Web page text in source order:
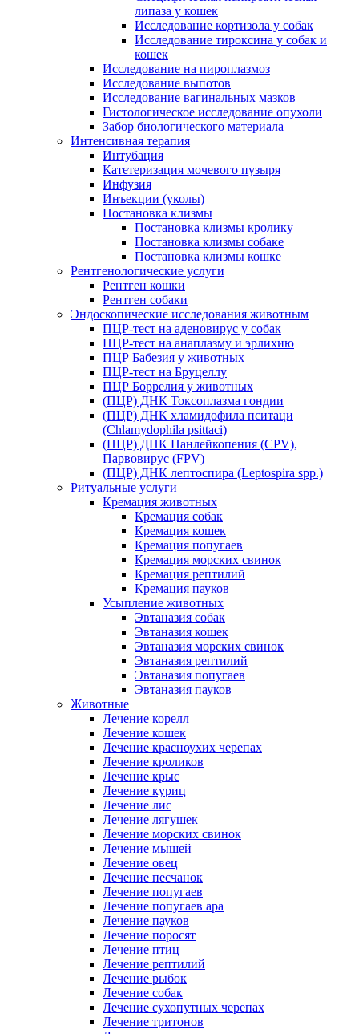
липаза у кошек
Исследование кортизола у собак
Исследование тироксина у собак и
кошек
Исследование на пироплазмоз
Исследование выпотов
Исследование вагинальных мазков
Гистологическое исследование опухоли
Забор биологического материала
Интенсивная терапия
Интубация
Катетеризация мочевого пузыря
Инфузия
Инъекции (уколы)
Постановка клизмы
Постановка клизмы кролику
Постановка клизмы собаке
Постановка клизмы кошке
Рентгенологические услуги
Рентген кошки
Рентген собаки
Эндоскопические исследования животным
ПЦР-тест на аденовирус у собак
ПЦР-тест на анаплазму и эрлихию
ПЦР Бабезия у животных
ПЦР-тест на Бруцеллу
ПЦР Боррелия у животных
(ПЦР) ДНК Токсоплазма гондии
(ПЦР) ДНК хламидофила пситаци
(Chlamydophila psittaci)
(ПЦР) ДНК Панлейкопения (CPV),
Парвовирус (FPV)
(ПЦР) ДНК лептоспира (Leptospira spp.)
Ритуальные услуги
Кремация животных
Кремация собак
Кремация кошек
Кремация попугаев
Кремация морских свинок
Кремация рептилий
Кремация пауков
Усыпление животных
Эвтаназия собак
Эвтаназия кошек
Эвтаназия морских свинок
Эвтаназия рептилий
Эвтаназия попугаев
Эвтаназия пауков
Животные
Лечение корелл
Лечение кошек
Лечение красноухих черепах
Лечение кроликов
Лечение крыс
Лечение куриц
Лечение лис
Лечение лягушек
Лечение морских свинок
Лечение мышей
Лечение овец
Лечение песчанок
Лечение попугаев
Лечение попугаев ара
Лечение пауков
Лечение поросят
Лечение птиц
Лечение рептилий
Лечение рыбок
Лечение собак
Лечение сухопутных черепах
Лечение тритонов